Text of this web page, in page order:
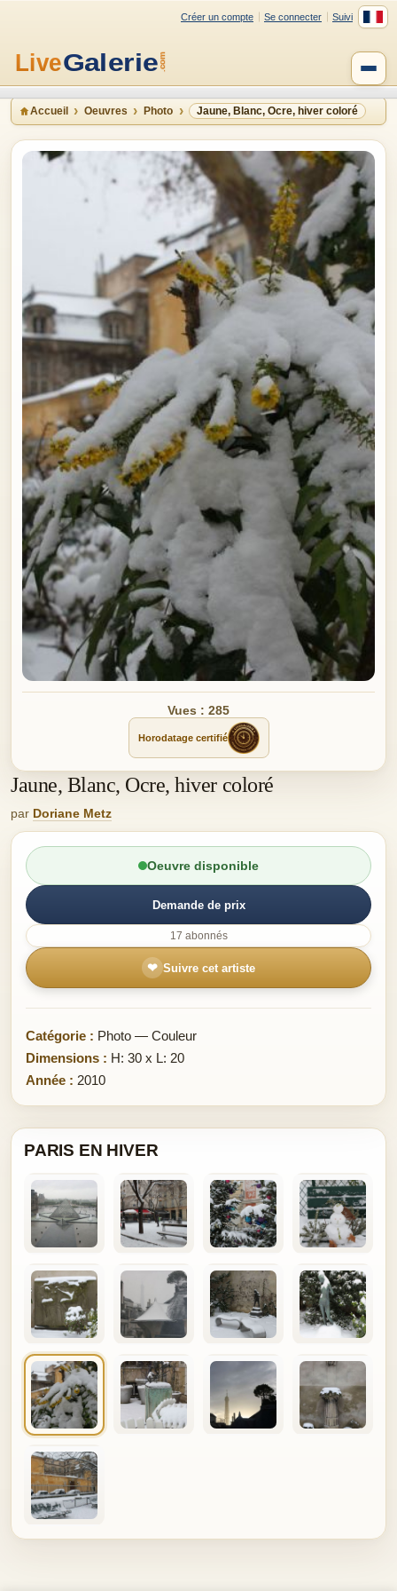
Créer un compte Se connecter Suivi
Accueil Oeuvres Photo Jaune, Blanc, Ocre, hiver coloré
Vues : 285
Horodatage certifié
Jaune, Blanc, Ocre, hiver coloré
par Doriane Metz
Oeuvre disponible
Demande de prix
17 abonnés
❤ Suivre cet artiste
Catégorie : Photo — Couleur
Dimensions : H: 30 x L: 20
Année : 2010
PARIS EN HIVER